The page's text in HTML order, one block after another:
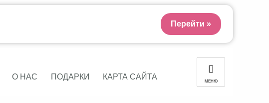
О НАС ПОДАРКИ КАРТА САЙТА МЕНЮ
Перейти »